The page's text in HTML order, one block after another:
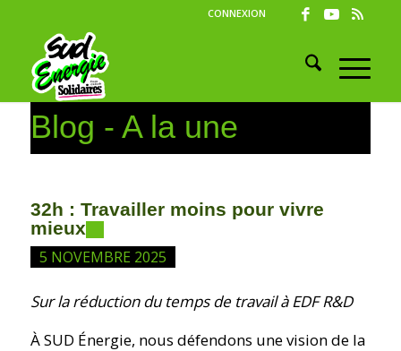
CONNEXION
Blog - A la une
32h : Travailler moins pour vivre
mieux
5 NOVEMBRE 2025
Sur la réduction du temps de travail à EDF R&D
À SUD Énergie, nous défendons une vision de la